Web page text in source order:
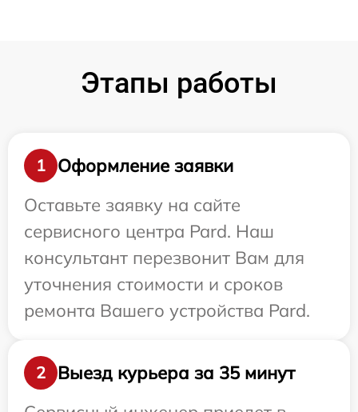
Этапы работы
1
Оформление заявки
Оставьте заявку на сайте
сервисного центра Pard. Наш
консультант перезвонит Вам для
уточнения стоимости и сроков
ремонта Вашего устройства Pard.
2
Выезд курьера за 35 минут